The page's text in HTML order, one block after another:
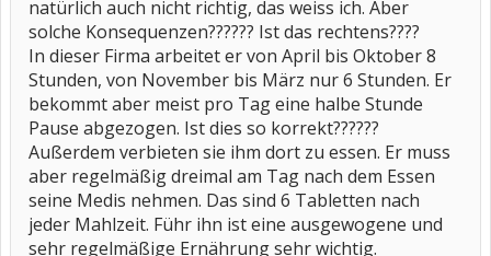
natürlich auch nicht richtig, das weiss ich. Aber
solche Konsequenzen?????? Ist das rechtens????
In dieser Firma arbeitet er von April bis Oktober 8
Stunden, von November bis März nur 6 Stunden. Er
bekommt aber meist pro Tag eine halbe Stunde
Pause abgezogen. Ist dies so korrekt??????
Außerdem verbieten sie ihm dort zu essen. Er muss
aber regelmäßig dreimal am Tag nach dem Essen
seine Medis nehmen. Das sind 6 Tabletten nach
jeder Mahlzeit. Führ ihn ist eine ausgewogene und
sehr regelmäßige Ernährung sehr wichtig.